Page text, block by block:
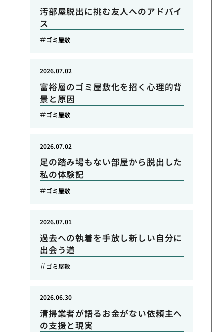
汚部屋脱出に挑む友人へのアドバイ
ス
ゴミ屋敷
富裕層のゴミ屋敷化を招く心理的背
景と原因
2026.07.02
ゴミ屋敷
足の踏み場もない部屋から脱出した
私の体験記
2026.07.02
ゴミ屋敷
過去への執着を手放し新しい自分に
出会う道
2026.07.01
ゴミ屋敷
清掃業者が語るお金がない依頼主へ
の支援と現実
2026.06.30